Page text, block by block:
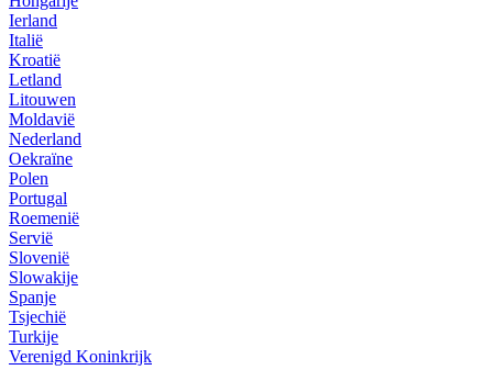
Ierland
Italië
Kroatië
Letland
Litouwen
Moldavië
Nederland
Oekraïne
Polen
Portugal
Roemenië
Servië
Slovenië
Slowakije
Spanje
Tsjechië
Turkije
Verenigd Koninkrijk